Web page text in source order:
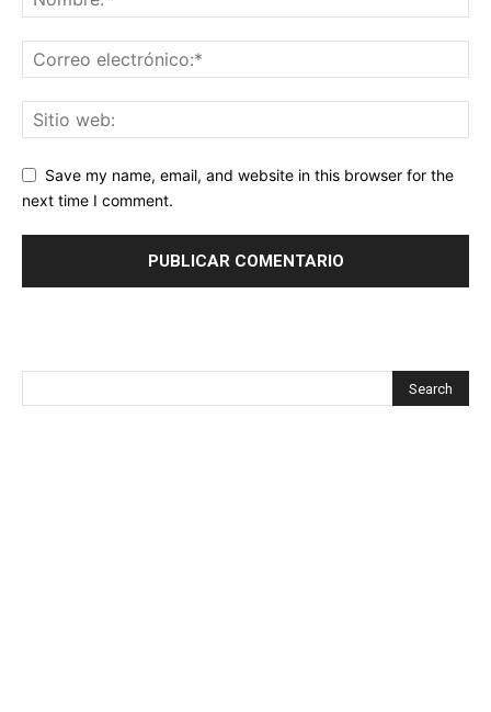
Save my name, email, and website in this browser for the
next time I comment.